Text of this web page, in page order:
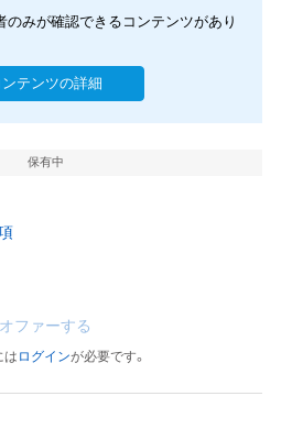
のみが確認できるコンテンツがあり
ンテンツの詳細
保有中
オファーする
は ログインが必要です。